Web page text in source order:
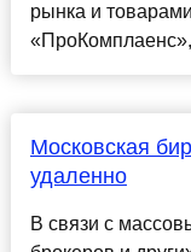
рынка и
Московская
удаленно
В связи с